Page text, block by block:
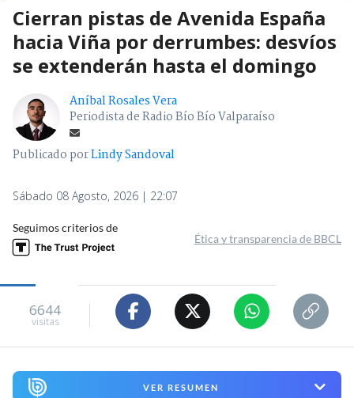
Cierran pistas de Avenida España
hacia Viña por derrumbes: desvíos
se extenderán hasta el domingo
Aníbal Rosales Vera
Periodista de Radio Bío Bío Valparaíso
Publicado porLindy Sandoval
Sábado 08 Agosto, 2026 | 22:07
Seguimos criterios de
Ética y transparencia de BBCL
6644
visitas
VER RESUMEN